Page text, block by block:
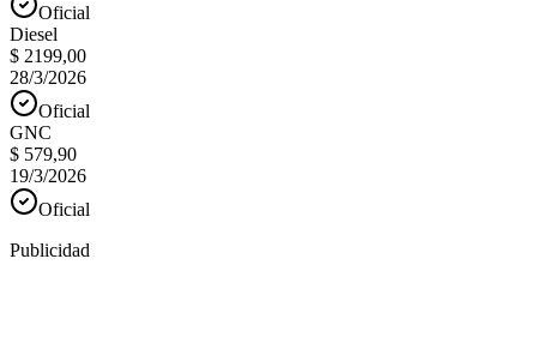
Oficial
Diesel
$ 2199,00
28/3/2026
Oficial
GNC
$ 579,90
19/3/2026
Oficial
Publicidad